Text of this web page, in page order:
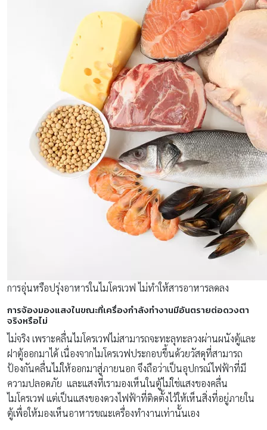
การอุ่นหรือปรุ่งอาหารในไมโครเวฟ ไม่ทำให้สารอาหารลดลง
การจ้องมองแสงในขณะที่เครื่องกำลังทำงานมีอันตรายต่อดวงตา
จริงหรือไม่
ไม่จริง เพราะคลื่นไมโครเวฟไม่สามารถจะทะลุทะลวงผ่านผนังตู้และ
ฝาตู้ออกมาได้ เนื่องจากไมโครเวฟประกอบขึ้นด้วยวัสดุที่สามารถ
ป้องกันคลื่นไม่ให้ออกมาสู่ภายนอก จึงถือว่าเป็นอุปกรณ์ไฟฟ้าที่มี
ความปลอดภัย และแสงที่เรามองเห็นในตู้ไม่ใช่แสงของคลื่น
ไมโครเวฟ แต่เป็นแสงของดวงไฟฟ้าที่ติดตั้งไว้ให้เห็นสิ่งที่อยู่ภายใน
ตู้เพื่อให้มองเห็นอาหารขณะเครื่องทำงานเท่านั้นเอง